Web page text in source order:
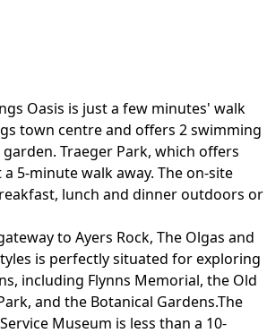
Oasis is just a few minutes' walk
town centre and offers 2 swimming
Traeger Park, which offers
5-minute walk away. The on-site
lunch and dinner outdoors or
to Ayers Rock, The Olgas and
is perfectly situated for exploring
including Flynns Memorial, the Old
and the Botanical Gardens.The
Museum is less than a 10-